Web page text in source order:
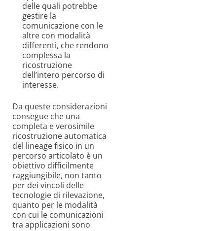
delle quali potrebbe
gestire la
comunicazione con le
altre con modalità
differenti, che rendono
complessa la
ricostruzione
dell’intero percorso di
interesse.
Da queste considerazioni
consegue che una
completa e verosimile
ricostruzione automatica
del lineage fisico in un
percorso articolato è un
obiettivo difficilmente
raggiungibile, non tanto
per dei vincoli delle
tecnologie di rilevazione,
quanto per le modalità
con cui le comunicazioni
tra applicazioni sono